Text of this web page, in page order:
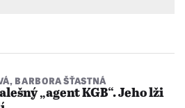
, BARBORA ŠŤASTNÁ
„agent KGB“. Jeho lži